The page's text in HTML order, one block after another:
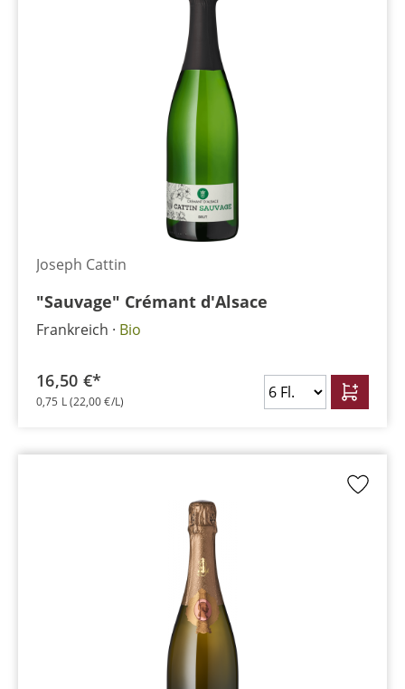
Joseph Cattin
"Sauvage" Crémant d'Alsace
Frankreich Bio
16,50 €*
0,75 L(22,00 €/L)